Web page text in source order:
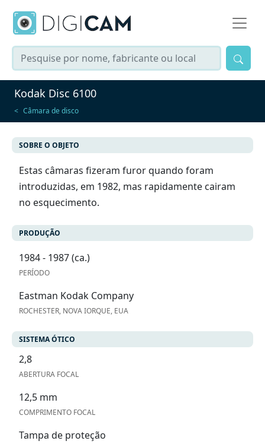
Kodak Disc 6100
Câmara de disco
SOBRE O OBJETO
Estas câmaras fizeram furor quando foram
introduzidas, em 1982, mas rapidamente cairam
no esquecimento.
PRODUÇÃO
1984 - 1987 (ca.)
PERÍODO
Eastman Kodak Company
ROCHESTER, NOVA IORQUE, EUA
SISTEMA ÓTICO
2,8
ABERTURA FOCAL
12,5 mm
COMPRIMENTO FOCAL
Tampa de proteção